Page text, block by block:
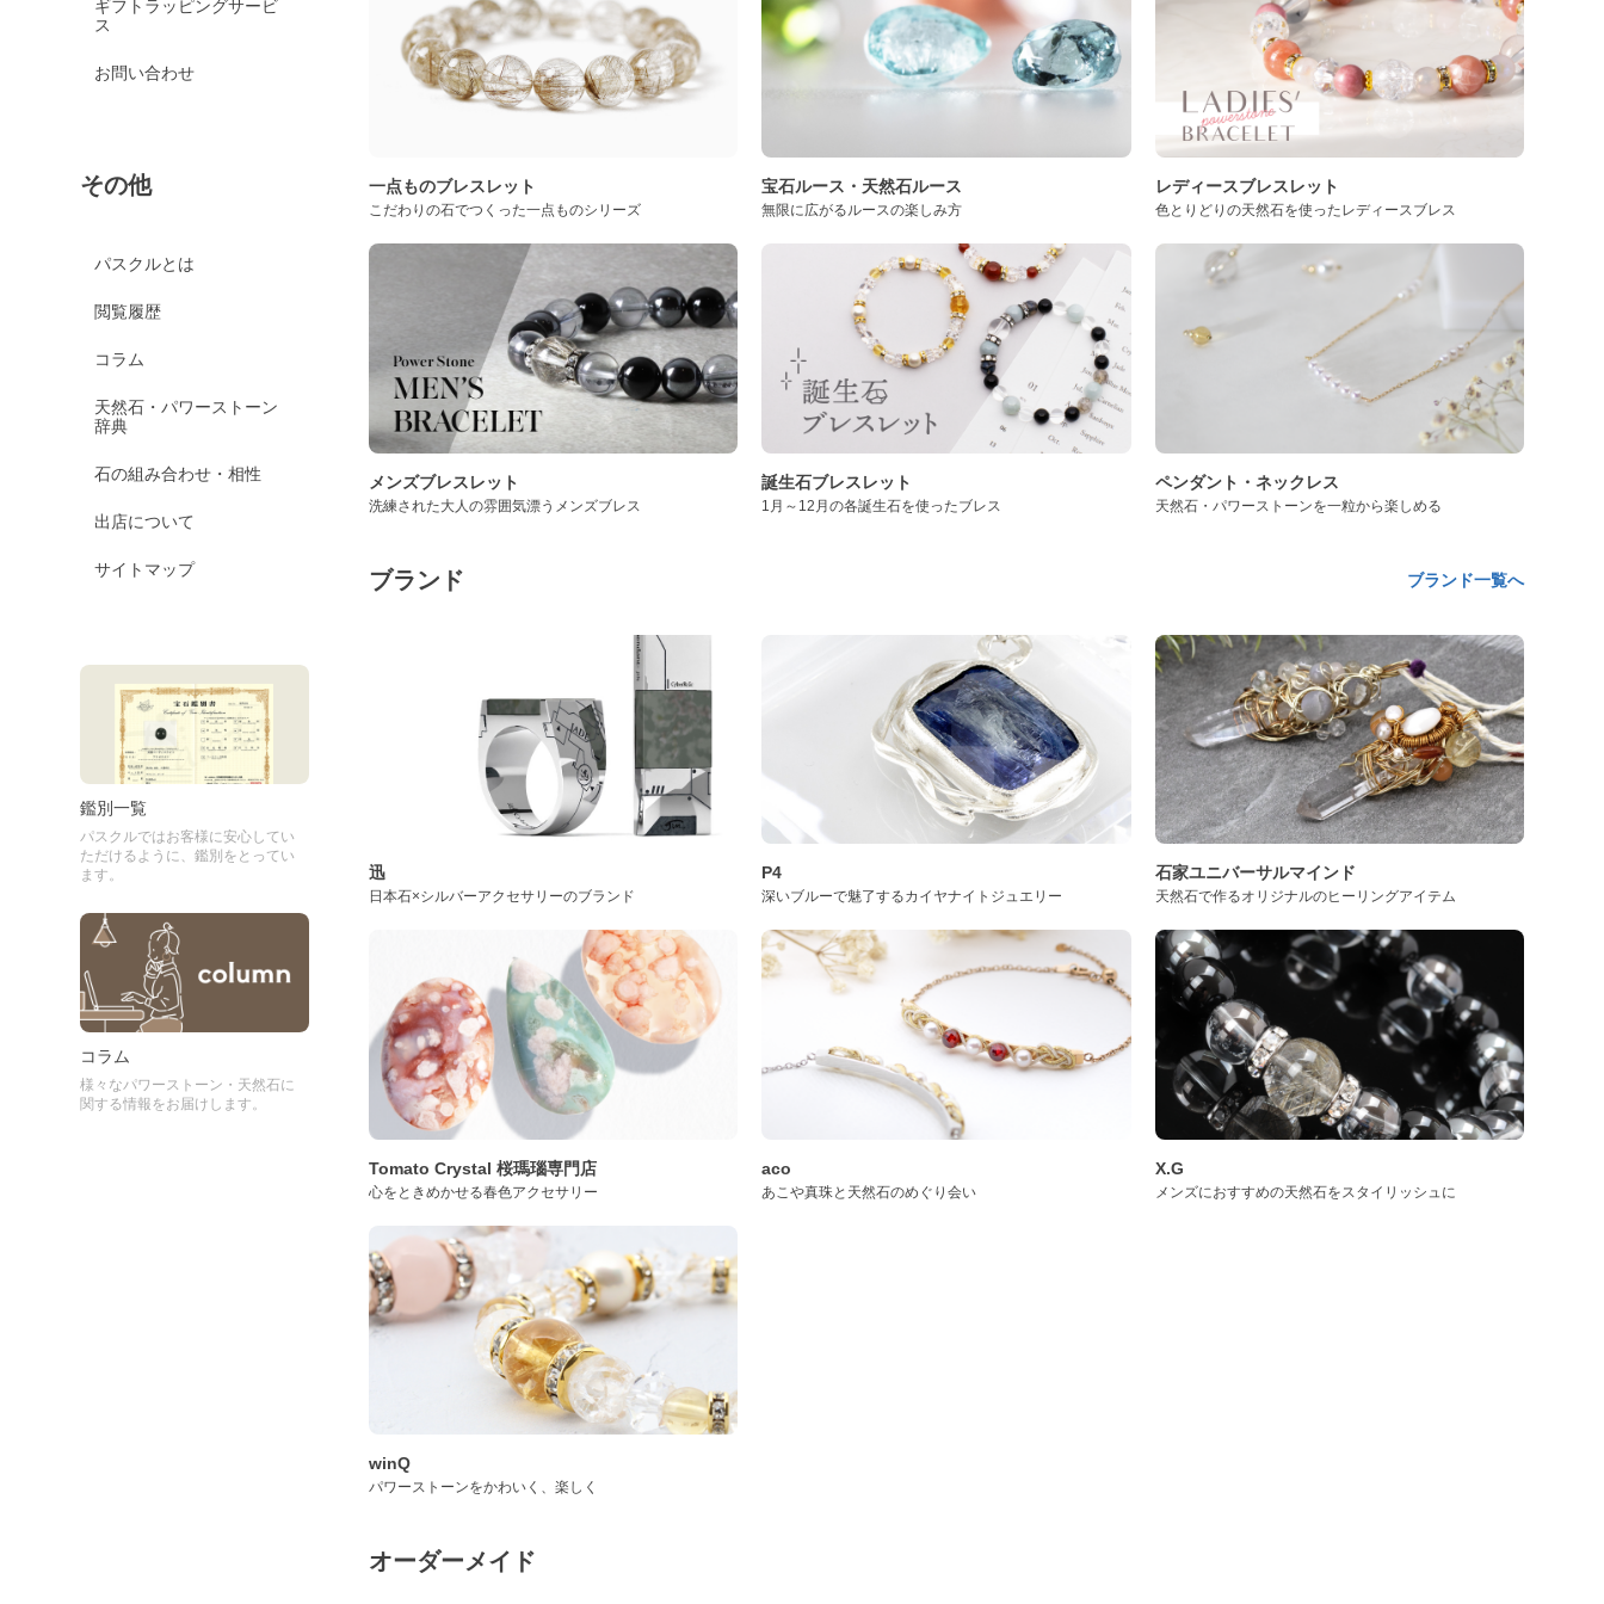
ギフトラッピングサービ
ス
お問い合わせ
その他
パスクルとは
閲覧履歴
コラム
天然石・パワーストーン
辞典
石の組み合わせ・相性
出店について
サイトマップ
鑑別一覧
パスクルではお客様に安心してい
ただけるように、鑑別をとってい
ます。
コラム
様々なパワーストーン・天然石に
関する情報をお届けします。
一点ものブレスレット
こだわりの石でつくった一点ものシリーズ
宝石ルース・天然石ルース
無限に広がるルースの楽しみ方
レディースブレスレット
色とりどりの天然石を使ったレディースブレス
メンズブレスレット
洗練された大人の雰囲気漂うメンズブレス
誕生石ブレスレット
1月～12月の各誕生石を使ったブレス
ペンダント・ネックレス
天然石・パワーストーンを一粒から楽しめる
ブランド ブランド一覧へ
迅
日本石×シルバーアクセサリーのブランド
P4
深いブルーで魅了するカイヤナイトジュエリー
石家ユニバーサルマインド
天然石で作るオリジナルのヒーリングアイテム
Tomato Crystal 桜瑪瑙専門店
心をときめかせる春色アクセサリー
aco
あこや真珠と天然石のめぐり会い
X.G
メンズにおすすめの天然石をスタイリッシュに
winQ
パワーストーンをかわいく、楽しく
オーダーメイド